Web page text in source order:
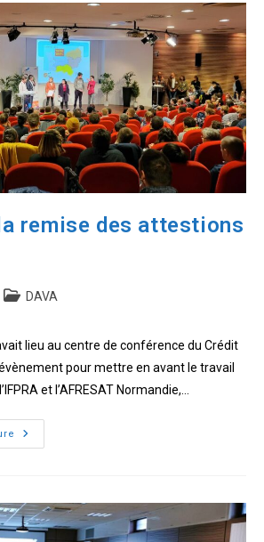
VAE
est
en
marche
remise des attestions
PostDAVA
lieu au centre de conférence du Crédit
pour mettre en avant le travail
et l’AFRESAT Normandie,…
DAVA
remise